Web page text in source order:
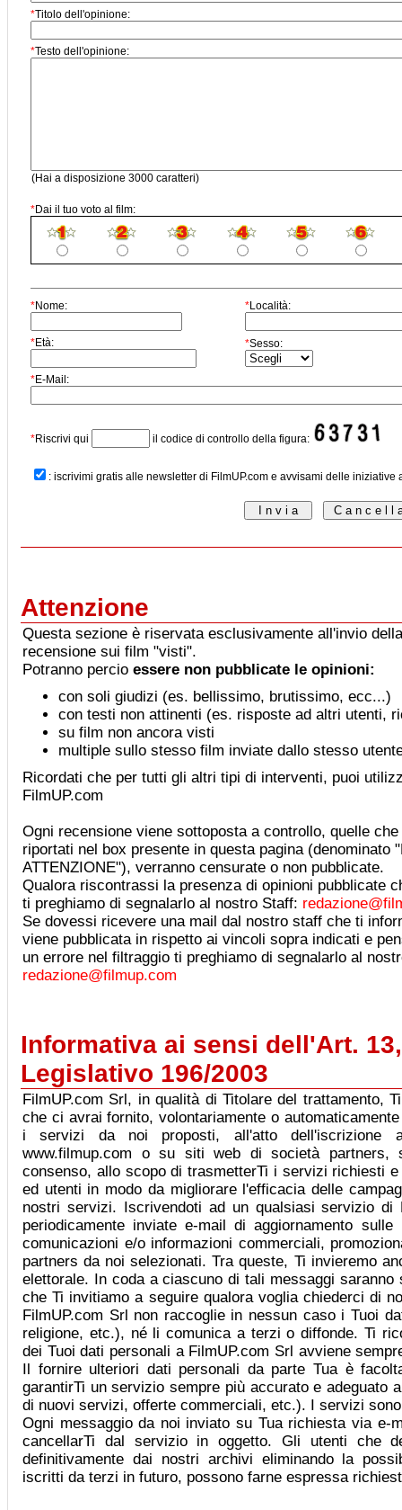
*Titolo dell'opinione:
*Testo dell'opinione:
(Hai a disposizione 3000 caratteri)
*Dai il tuo voto al film:
*Nome: *Località:
*Età: *Sesso:
*E-Mail:
*Riscrivi qui il codice di controllo della figura:
: iscrivimi gratis alle newsletter di FilmUP.com e avvisami delle iniziative
Attenzione
Questa sezione è riservata esclusivamente all'invio
recensione sui film "visti".
Potranno percio essere non pubblicate le opinioni:
con soli giudizi (es. bellissimo, brutissimo, ecc...)
con testi non attinenti (es. risposte ad altri utenti,
su film non ancora visti
multiple sullo stesso film inviate dallo stesso
Ricordati che per tutti gli altri tipi di interventi, puoi
FilmUP.com
Ogni recensione viene sottoposta a controllo, quelle
riportati nel box presente in questa pagina (denominato
ATTENZIONE"), verranno censurate o non pubblicate.
Qualora riscontrassi la presenza di opinioni pubblicate
ti preghiamo di segnalarlo al nostro Staff:
Se dovessi ricevere una mail dal nostro staff che ti
viene pubblicata in rispetto ai vincoli sopra indicati e
un errore nel filtraggio ti preghiamo di segnalarlo al
redazione@filmup.com
Informativa ai sensi dell'Art.
Legislativo 196/2003
FilmUP.com Srl, in qualità di Titolare del trattamento,
che ci avrai fornito, volontariamente o
i servizi da noi proposti, all'atto
www.filmup.com o su siti web di società partners,
consenso, allo scopo di trasmetterTi i servizi richiesti
ed utenti in modo da migliorare l'efficacia delle
nostri servizi. Iscrivendoti ad un qualsiasi servizio di
periodicamente inviate e-mail di aggiornamento
comunicazioni e/o informazioni commerciali,
partners da noi selezionati. Tra queste, Ti invieremo
elettorale. In coda a ciascuno di tali messaggi
che Ti invitiamo a seguire qualora voglia chiederci di
FilmUP.com Srl non raccoglie in nessun caso i Tuoi
religione, etc.), né li comunica a terzi o diffonde. Ti
dei Tuoi dati personali a FilmUP.com Srl avviene
Il fornire ulteriori dati personali da parte Tua è
garantirTi un servizio sempre più accurato e adeguato
di nuovi servizi, offerte commerciali, etc.). I servizi
Ogni messaggio da noi inviato su Tua richiesta via e-
cancellarTi dal servizio in oggetto. Gli utenti che
definitivamente dai nostri archivi eliminando la
iscritti da terzi in futuro, possono farne espressa